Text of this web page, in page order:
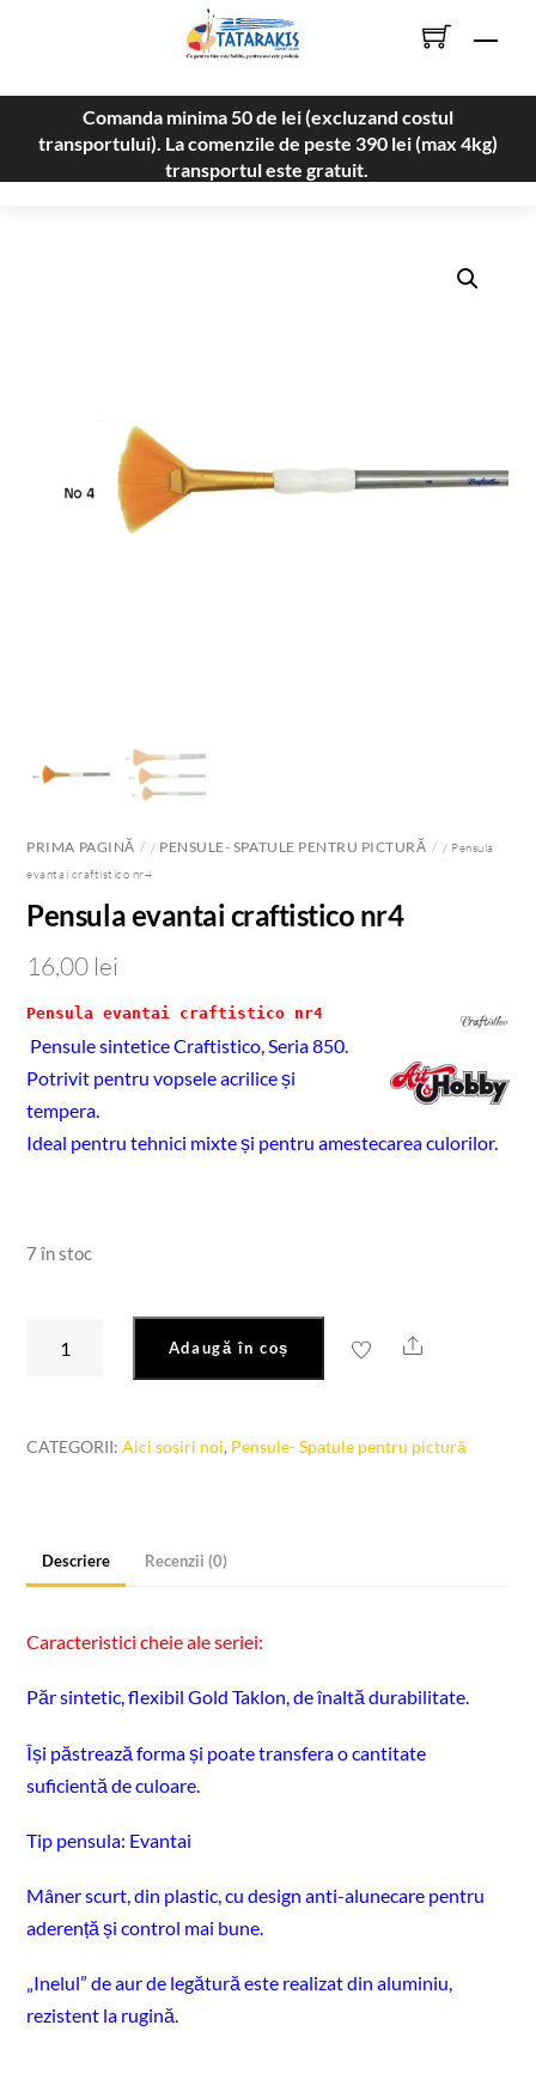
Comanda minima 50 de lei (excluzand costul
transportului). La comenzile de peste 390 lei (max 4kg)
transportul este gratuit.
PRIMA PAGINĂ / PENSULE- SPATULE PENTRU PICTURĂ
/ Pensula
evantai craftistico nr4
Pensula evantai craftistico nr4
16,00 lei
Pensula evantai craftistico nr4
Pensule sintetice Craftistico, Seria 850.
Potrivit pentru vopsele acrilice și
tempera.
Ideal pentru tehnici mixte și pentru amestecarea culorilor.
7 în stoc
Adaugă în coș Share
CATEGORII:Aici sosiri noi, Pensule- Spatule pentru pictură
Descriere Recenzii (0)
Caracteristici cheie ale seriei:
Păr sintetic, flexibil Gold Taklon, de înaltă durabilitate.
Își păstrează forma și poate transfera o cantitate
suficientă de culoare.
Tip pensula: Evantai
Mâner scurt, din plastic, cu design anti-alunecare pentru
aderență și control mai bune.
„Inelul” de aur de legătură este realizat din aluminiu,
rezistent la rugină.